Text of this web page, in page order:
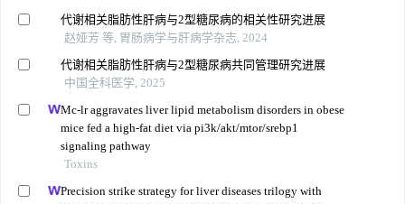
代谢相关脂肪性肝病与2型糖尿病的相关性研究进展
赵娅芳 等, 胃肠病学与肝病学杂志, 2024
代谢相关脂肪性肝病与2型糖尿病共同管理研究进展
中国全科医学, 2025
Mc-lr aggravates liver lipid metabolism disorders in obese
mice fed a high-fat diet via pi3k/akt/mtor/srebp1
signaling pathway
Toxins
Precision strike strategy for liver diseases trilogy with